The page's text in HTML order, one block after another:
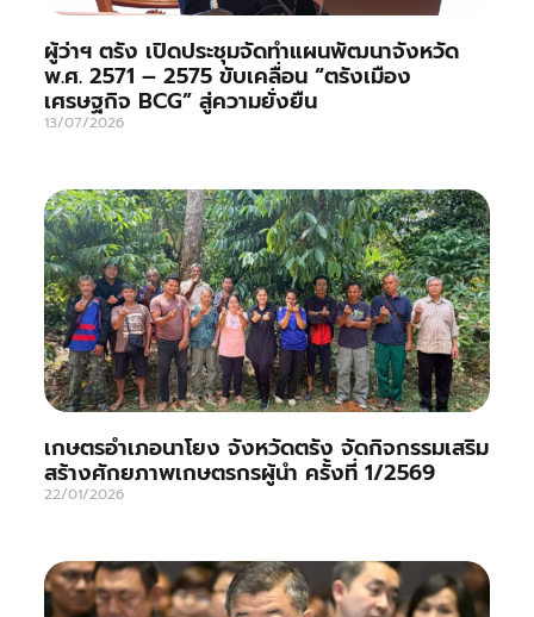
ผู้ว่าฯ ตรัง เปิดประชุมจัดทำแผนพัฒนาจังหวัด
พ.ศ. 2571 – 2575 ขับเคลื่อน “ตรังเมือง
เศรษฐกิจ BCG” สู่ความยั่งยืน
13/07/2026
เกษตรอำเภอนาโยง จังหวัดตรัง จัดกิจกรรมเสริม
สร้างศักยภาพเกษตรกรผู้นำ ครั้งที่ 1/2569
22/01/2026